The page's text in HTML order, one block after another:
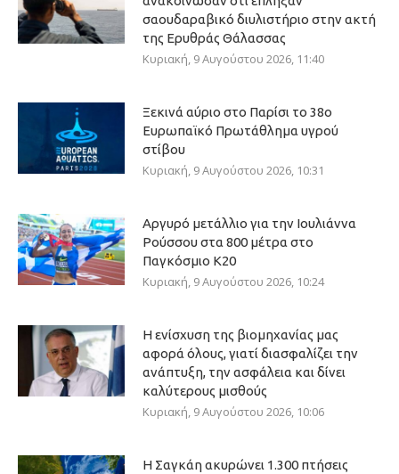
σαουδαραβικό διυλιστήριο στην ακτή
της Ερυθράς Θάλασσας
Κυριακή, 9 Αυγούστου 2026, 11:40
Ξεκινά αύριο στο Παρίσι το 38ο
Ευρωπαϊκό Πρωτάθλημα υγρού
στίβου
Κυριακή, 9 Αυγούστου 2026, 10:31
Αργυρό μετάλλιο για την Ιουλιάννα
Ρούσσου στα 800 μέτρα στο
Παγκόσμιο Κ20
Κυριακή, 9 Αυγούστου 2026, 10:24
Η ενίσχυση της βιομηχανίας μας
αφορά όλους, γιατί διασφαλίζει την
ανάπτυξη, την ασφάλεια και δίνει
καλύτερους μισθούς
Κυριακή, 9 Αυγούστου 2026, 10:06
Η Σαγκάη ακυρώνει 1.300 πτήσεις